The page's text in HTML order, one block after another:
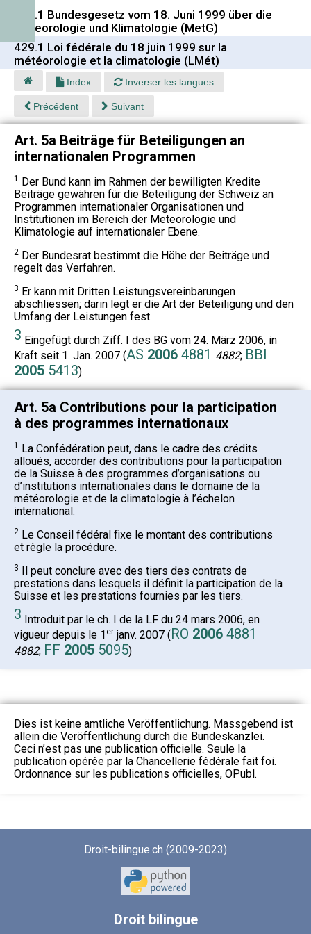
429.1 Bundesgesetz vom 18. Juni 1999 über die
Meteorologie und Klimatologie (MetG)
429.1 Loi fédérale du 18 juin 1999 sur la
météorologie et la climatologie (LMét)
Index Inverser les langues
Précédent Suivant
Art. 5a Beiträge für Beteiligungen an
internationalen Programmen
1 Der Bund kann im Rahmen der bewilligten Kredite
Beiträge gewähren für die Beteiligung der Schweiz an
Programmen internationaler Organisationen und
Institutionen im Bereich der Meteorologie und
Klimatologie auf internationaler Ebene.
2 Der Bundesrat bestimmt die Höhe der Beiträge und
regelt das Verfahren.
3 Er kann mit Dritten Leistungsvereinbarungen
abschliessen; darin legt er die Art der Beteiligung und den
Umfang der Leistungen fest.
3 Eingefügt durch Ziff. I des BG vom 24. März 2006, in
Kraft seit 1. Jan. 2007 (AS 2006 4881 4882; BBl
2005 5413).
Art. 5a Contributions pour la participation
à des programmes internationaux
1 La Confédération peut, dans le cadre des crédits
alloués, accorder des contributions pour la participation
de la Suisse à des programmes d’organisations ou
d’institutions internationales dans le domaine de la
météorologie et de la climatologie à l’échelon
international.
2 Le Conseil fédéral fixe le montant des contributions
et règle la procédure.
3 Il peut conclure avec des tiers des contrats de
prestations dans lesquels il définit la participation de la
Suisse et les prestations fournies par les tiers.
3 Introduit par le ch. I de la LF du 24 mars 2006, en
vigueur depuis le 1er janv. 2007 (RO 2006 4881
4882; FF 2005 5095)
Dies ist keine amtliche Veröffentlichung. Massgebend ist
allein die Veröffentlichung durch die Bundeskanzlei.
Ceci n’est pas une publication officielle. Seule la
publication opérée par la Chancellerie fédérale fait foi.
Ordonnance sur les publications officielles, OPubl.
Droit-bilingue.ch (2009-2023)
Droitbilingue